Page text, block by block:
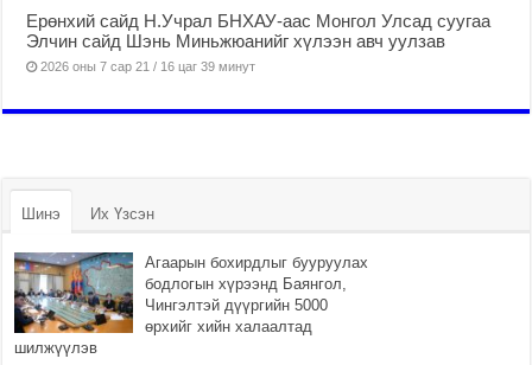
Ерөнхий сайд Н.Учрал БНХАУ-аас Монгол Улсад суугаа
Элчин сайд Шэнь Миньжюанийг хүлээн авч уулзав
2026 оны 7 сар 21 / 16 цаг 39 минут
Шинэ Их Үзсэн
Агаарын бохирдлыг бууруулах
бодлогын хүрээнд Баянгол,
Чингэлтэй дүүргийн 5000
өрхийг хийн халаалтад
шилжүүлэв